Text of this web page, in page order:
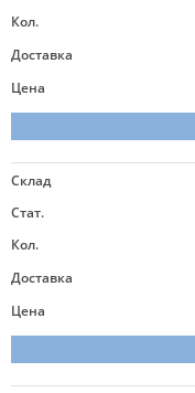
Кол.
Доставка
Цена
Склад
Стат.
Кол.
Доставка
Цена